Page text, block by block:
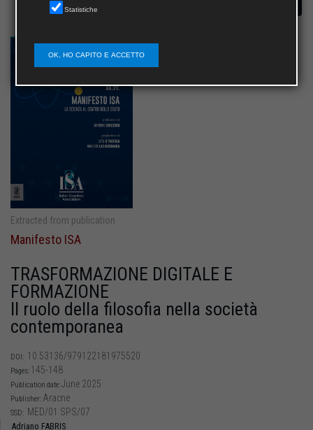
Extracted from publication
Manifesto ISA
TRASFORMAZIONE DIGITALE E
FORMAZIONE
Il ruolo della filosofia nella società
contemporanea
DOI: 10.53136/979122181975520
Pages: 145-148
Publication date:June 2025
Publisher: Aracne
SSD: MED/01 SPS/07
Adriano FABRIS
Statistiche
OK, HO CAPITO E ACCETTO